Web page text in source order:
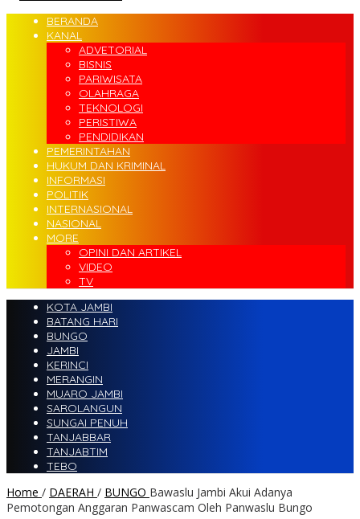
BERANDA
KANAL
ADVETORIAL
BISNIS
PARIWISATA
OLAHRAGA
TEKNOLOGI
PERISTIWA
PENDIDIKAN
PEMERINTAHAN
HUKUM DAN KRIMINAL
INFORMASI
POLITIK
INTERNASIONAL
NASIONAL
MORE
OPINI DAN ARTIKEL
VIDEO
TV
KOTA JAMBI
BATANG HARI
BUNGO
JAMBI
KERINCI
MERANGIN
MUARO JAMBI
SAROLANGUN
SUNGAI PENUH
TANJABBAR
TANJABTIM
TEBO
Home / DAERAH / BUNGO Bawaslu Jambi Akui Adanya
Pemotongan Anggaran Panwascam Oleh Panwaslu Bungo